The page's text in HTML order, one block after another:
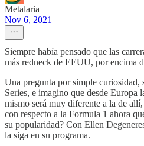
Metalaria
Nov 6, 2021
Siempre había pensado que las
más redneck de EEUU, por encima
Una pregunta por simple
Series, e imagino que desde Europa
mismo será muy diferente a la de
con respecto a la Formula 1 ahora
su popularidad? Con Ellen
la siga en su programa.